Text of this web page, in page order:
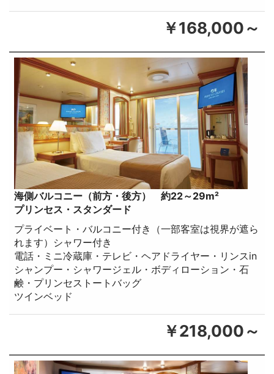
￥168,000～
海側バルコニー（前方・後方） 約22～29m²
プリンセス・スタンダード
プライベート・バルコニー付き（一部客室は視界が遮ら
れます）シャワー付き
電話・ミニ冷蔵庫・テレビ・ヘアドライヤー・リンスin
シャンプー・シャワージェル・ボディローション・石
鹸・プリンセストートバッグ
ツインベッド
￥218,000～